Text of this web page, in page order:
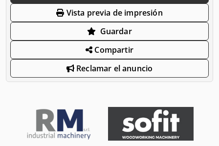
Vista previa de impresión
Guardar
Compartir
Reclamar el anuncio